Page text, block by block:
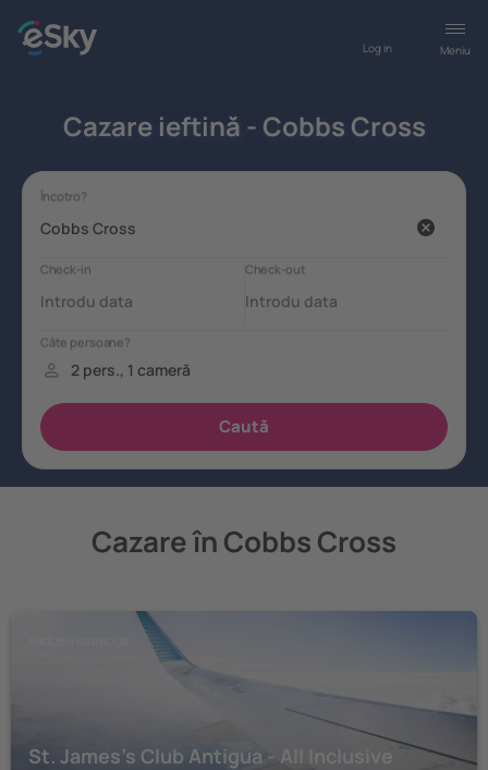
Meniu
Log in
Cazare ieftină - Cobbs Cross
Cazare în Cobbs Cross
St. James's Club Antigua - All Inclusive